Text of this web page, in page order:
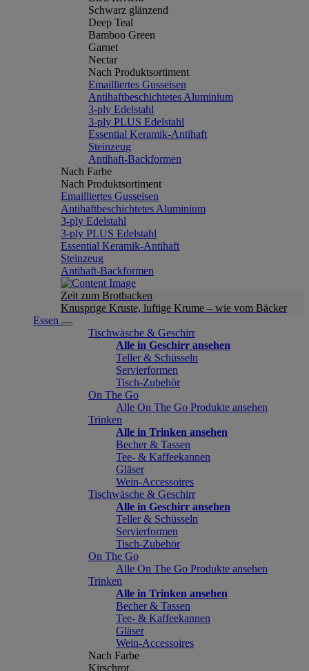
Schwarz glänzend
Deep Teal
Bamboo Green
Garnet
Nectar
Nach Produktsortiment
Emailliertes Gusseisen
Antihaftbeschichtetes Aluminium
3-ply Edelstahl
3-ply PLUS Edelstahl
Essential Keramik-Antihaft
Steinzeug
Antihaft-Backformen
Nach Farbe
Nach Produktsortiment
Emailliertes Gusseisen
Antihaftbeschichtetes Aluminium
3-ply Edelstahl
3-ply PLUS Edelstahl
Essential Keramik-Antihaft
Steinzeug
Antihaft-Backformen
Zeit zum Brotbacken
Knusprige Kruste, luftige Krume – wie vom Bäcker
Essen
Tischwäsche & Geschirr
Alle in Geschirr ansehen
Teller & Schüsseln
Servierformen
Tisch-Zubehör
On The Go
Alle On The Go Produkte ansehen
Trinken
Alle in Trinken ansehen
Becher & Tassen
Tee- & Kaffeekannen
Gläser
Wein-Accessoires
Tischwäsche & Geschirr
Alle in Geschirr ansehen
Teller & Schüsseln
Servierformen
Tisch-Zubehör
On The Go
Alle On The Go Produkte ansehen
Trinken
Alle in Trinken ansehen
Becher & Tassen
Tee- & Kaffeekannen
Gläser
Wein-Accessoires
Nach Farbe
Kirschrot